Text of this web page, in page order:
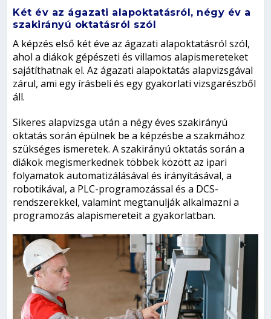
Két év az ágazati alapoktatásról, négy év a
szakirányú oktatásról szól
A képzés első két éve az ágazati alapoktatásról szól,
ahol a diákok gépészeti és villamos alapismereteket
sajátíthatnak el. Az ágazati alapoktatás alapvizsgával
zárul, ami egy írásbeli és egy gyakorlati vizsgarészből
áll.
Sikeres alapvizsga után a négy éves szakirányú
oktatás során épülnek be a képzésbe a szakmához
szükséges ismeretek. A szakirányú oktatás során a
diákok megismerkednek többek között az ipari
folyamatok automatizálásával és irányításával, a
robotikával, a PLC-programozással és a DCS-
rendszerekkel, valamint megtanulják alkalmazni a
programozás alapismereteit a gyakorlatban.